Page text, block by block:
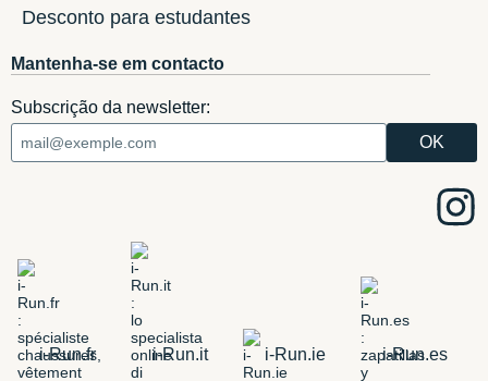
Desconto para estudantes
Mantenha-se em contacto
Subscrição da newsletter:
i-Run.fr i-Run.it i-Run.ie i-Run.es